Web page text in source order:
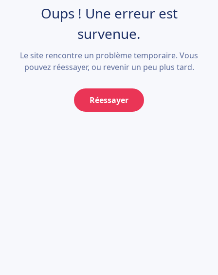
Oups ! Une erreur est
survenue.
Le site rencontre un problème temporaire. Vous
pouvez réessayer, ou revenir un peu plus tard.
Réessayer